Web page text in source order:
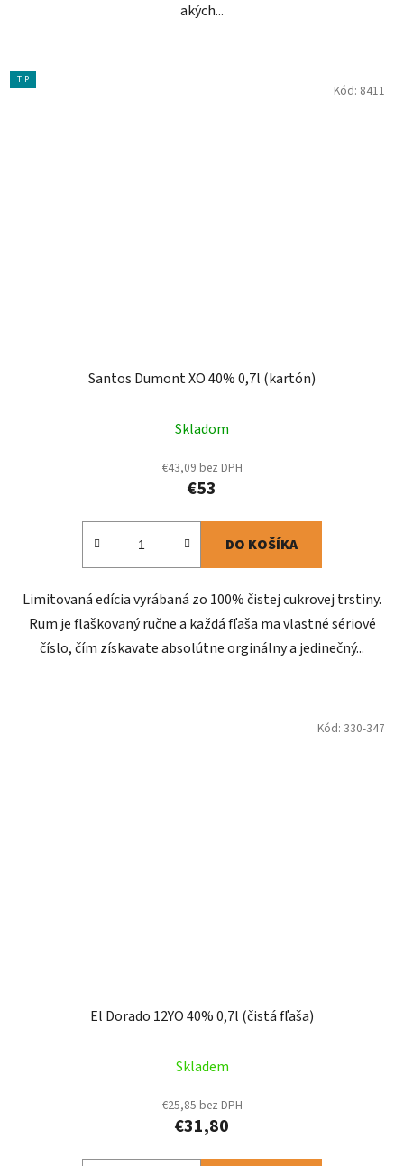
akých...
TIP
Santos Dumont XO 40% 0,7l (kartón)
Skladom
€43,09 bez DPH
€53
DO KOŠÍKA
Limitovaná edícia vyrábaná zo 100% čistej cukrovej trstiny.
Rum je flaškovaný ručne a každá fľaša ma vlastné sériové
číslo, čím získavate absolútne orginálny a jedinečný...
Kód: 8411
El Dorado 12YO 40% 0,7l (čistá fľaša)
Skladem
€25,85 bez DPH
€31,80
Kód: 330-347